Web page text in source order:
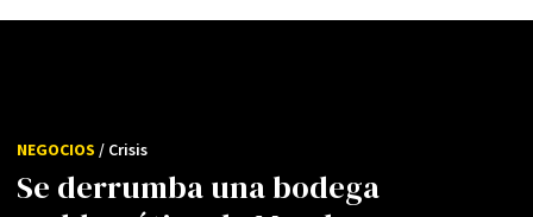
Se derrumba una bodega
NEGOCIOS / Crisis